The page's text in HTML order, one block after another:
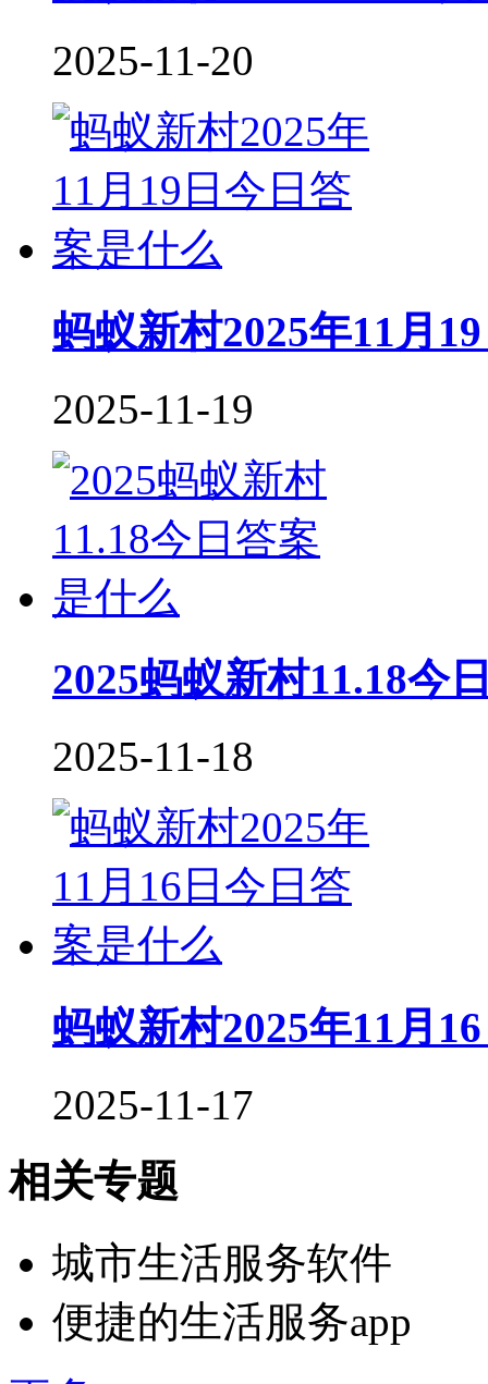
2025-11-20
蚂蚁新村2025年11月
2025-11-19
2025蚂蚁新村11.18今
2025-11-18
蚂蚁新村2025年11月
2025-11-17
相关专题
城市生活服务软件
便捷的生活服务app